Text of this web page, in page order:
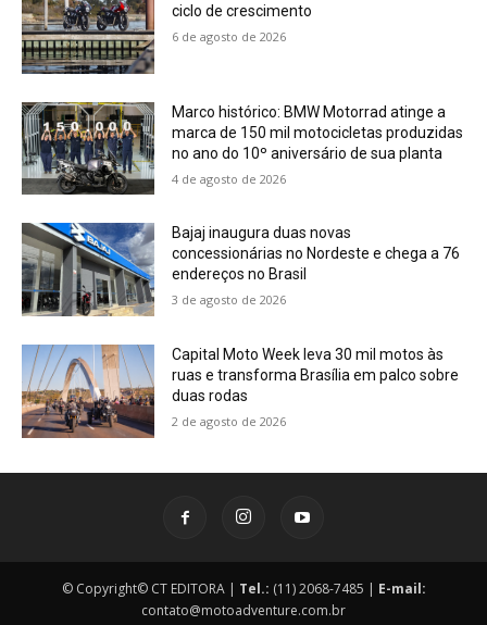
ciclo de crescimento
6 de agosto de 2026
Marco histórico: BMW Motorrad atinge a
marca de 150 mil motocicletas produzidas
no ano do 10º aniversário de sua planta
4 de agosto de 2026
Bajaj inaugura duas novas
concessionárias no Nordeste e chega a 76
endereços no Brasil
3 de agosto de 2026
Capital Moto Week leva 30 mil motos às
ruas e transforma Brasília em palco sobre
duas rodas
2 de agosto de 2026
© Copyright© CT EDITORA | Tel.: (11) 2068-7485 | E-mail:
contato@motoadventure.com.br